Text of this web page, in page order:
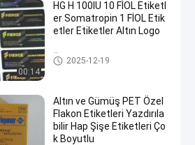
00:14
HG H 100IU 10 FİOL Etiketl
er Somatropin 1 FİOL Etik
etler Etiketler Altın Logo
Özel şişe etiketleri
2025-12-19
Altın ve Gümüş PET Özel
Flakon Etiketleri Yazdırıla
bilir Hap Şişe Etiketleri Ço
k Boyutlu